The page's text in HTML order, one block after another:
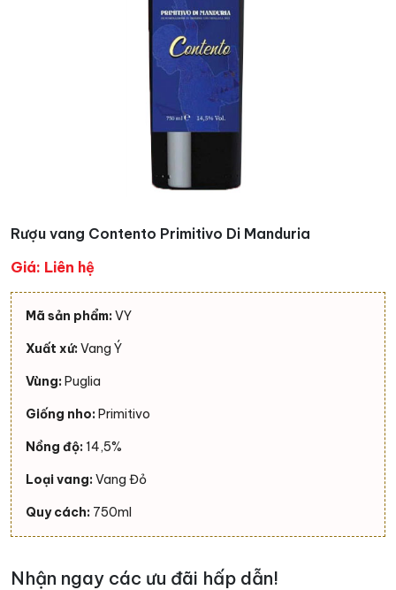
Rượu vang Contento Primitivo Di Manduria
Giá: Liên hệ
Mã sản phẩm: VY
Xuất xứ: Vang Ý
Vùng: Puglia
Giống nho: Primitivo
Nồng độ: 14,5%
Loại vang: Vang Đỏ
Quy cách: 750ml
Nhận ngay các ưu đãi hấp dẫn!